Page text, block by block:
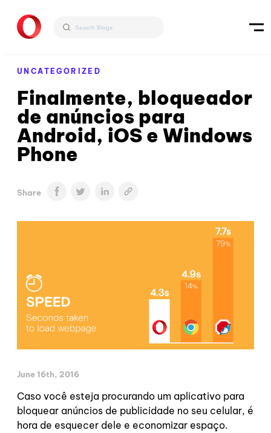
UNCATEGORIZED
Finalmente, bloqueador
de anúncios para
Android, iOS e Windows
Phone
Share
June 16th, 2016
Caso você esteja procurando um aplicativo para
bloquear anúncios de publicidade no seu celular, é
hora de esquecer dele e economizar espaço.